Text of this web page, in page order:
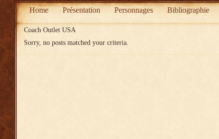
Home Présentation Personnages Bibliographie
Coach Outlet USA
Sorry, no posts matched your criteria.